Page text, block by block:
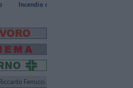
devasta un capannone, parte del tetto
Ferrucci